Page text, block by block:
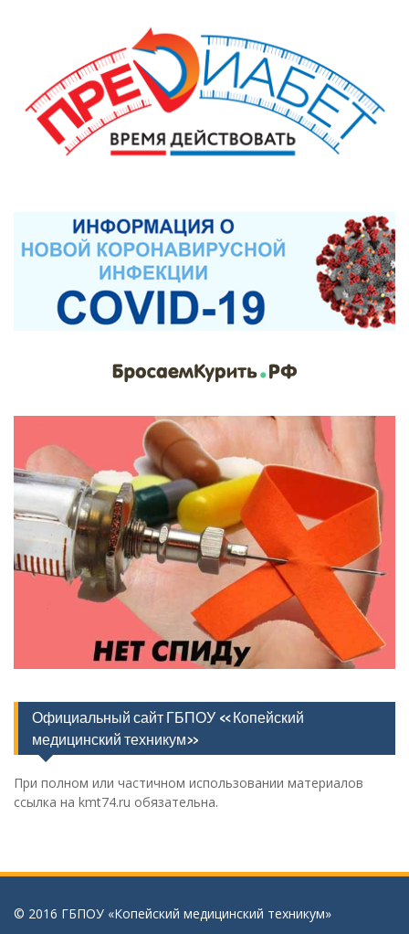
Официальный сайт ГБПОУ «Копейский
медицинский техникум»
При полном или частичном использовании материалов
ссылка на kmt74.ru обязательна.
© 2016 ГБПОУ «Копейский медицинский техникум»